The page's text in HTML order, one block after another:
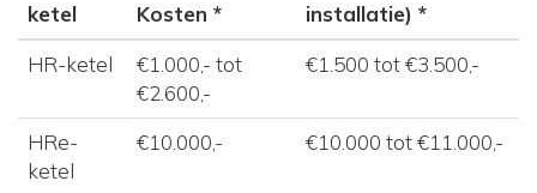
ketel
Kosten *
installatie) *
HR-ketel
€1.000,- tot
€2.600,-
€1.500 tot €3.500,-
HRe-
ketel
€10.000,- €10.000 tot €11.000,-